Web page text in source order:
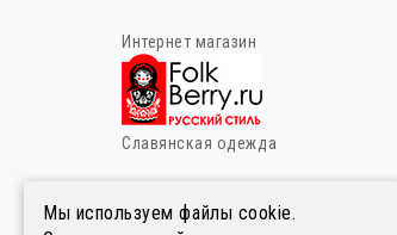
Мы используем файлы cookie.
Интернет магазин
Славянская одежда
2014-2026. Все права